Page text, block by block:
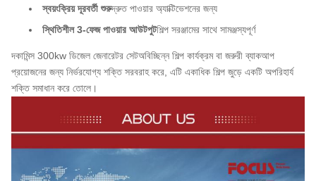
স্বয়ংক্রিয় দূরবর্তী শুরুদ্রুত পাওয়ার অ্যাক্টিভেশনের জন্য
স্থিতিশীল 3-ফেজ পাওয়ার আউটপুটশিল্প সরঞ্জামের সাথে সামঞ্জস্যপূর্ণ
দকামিন্স 300kw ডিজেল জেনারেটর সেটঅবিচ্ছিন্ন শিল্প কার্যক্রম বা জরুরী ব্যাকআপ
প্রয়োজনের জন্য নির্ভরযোগ্য শক্তি সরবরাহ করে, এটি একাধিক শিল্প জুড়ে একটি অপরিহার্য
শক্তি সমাধান করে তোলে।